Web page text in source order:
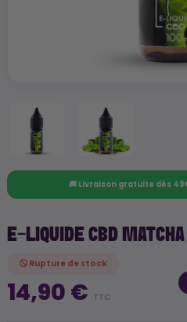
🚚 Livraison gratuite dès
E-LIQUIDE CBD MATCHA
Rupture de stock
14,90 € TTC